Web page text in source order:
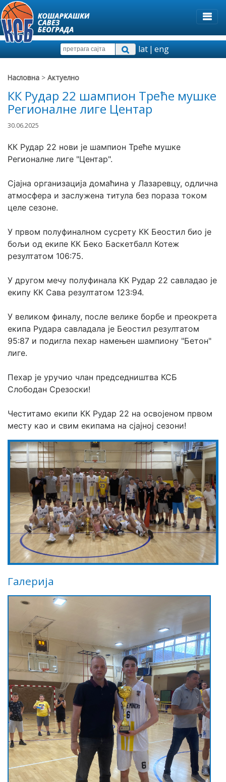
lat|eng
Насловна > Актуелно
КК Рудар 22 шампион Треће мушке
Регионалне лиге Центар
30.06.2025
КК Рудар 22 нови је шампион Треће мушке
Регионалне лиге "Центар".
Сјајна организација домаћина у Лазаревцу, одлична
атмосфера и заслужена титула без пораза током
целе сезоне.
У првом полуфиналном сусрету КК Беостил био је
бољи од екипе КК Беко Баскетбалл Котеж
резултатом 106:75.
У другом мечу полуфинала КК Рудар 22 савладао је
екипу КК Сава резултатом 123:94.
У великом финалу, после велике борбе и преокрета
екипа Рудара савладала је Беостил резултатом
95:87 и подигла пехар намењен шампиону "Бетон"
лиге.
Пехар је уручио члан председништва КСБ
Слободан Срезоски!
Честитамо екипи КК Рудар 22 на освојеном првом
месту као и свим екипама на сјајној сезони!
Галерија